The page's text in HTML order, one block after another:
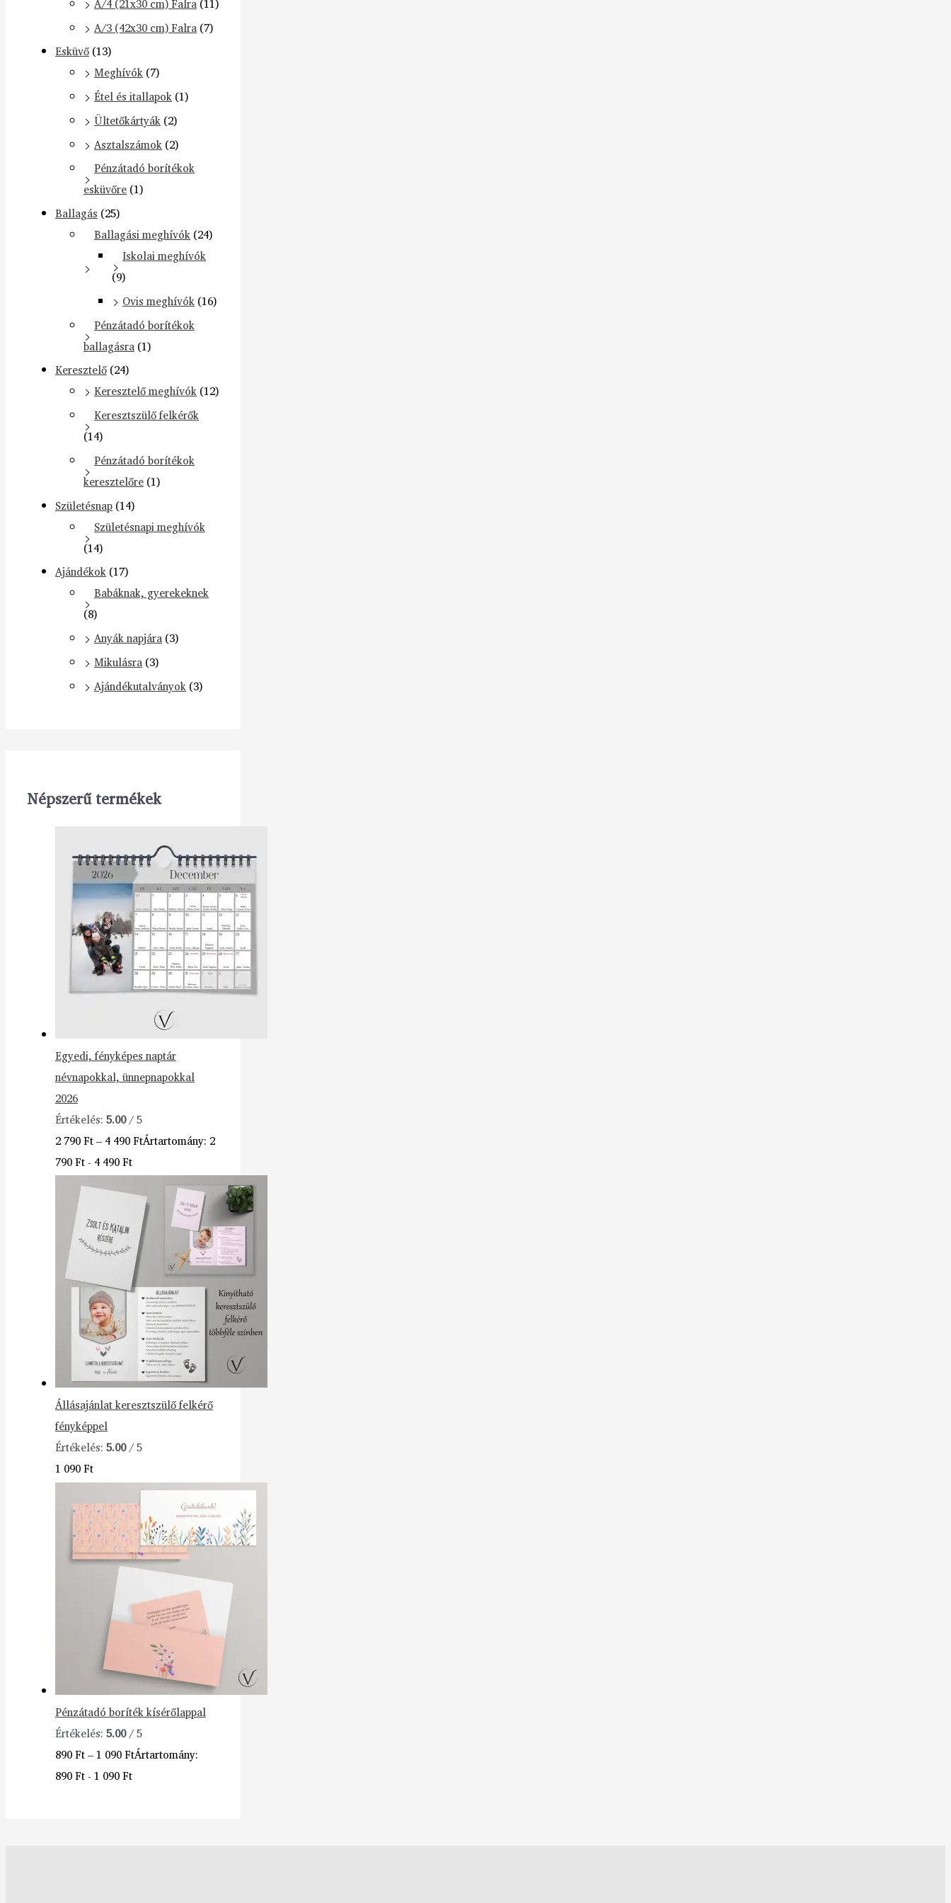
A/4 (21x30 cm) Falra (11)
A/3 (42x30 cm) Falra (7)
Esküvő (13)
Meghívók (7)
Étel és itallapok (1)
Ültetőkártyák (2)
Asztalszámok (2)
Pénzátadó borítékok
esküvőre (1)
Ballagás (25)
Ballagási meghívók (24)
Iskolai meghívók
(9)
Ovis meghívók (16)
Pénzátadó borítékok
ballagásra (1)
Keresztelő (24)
Keresztelő meghívók (12)
Keresztszülő felkérők
(14)
Pénzátadó borítékok
keresztelőre (1)
Születésnap (14)
Születésnapi meghívók
(14)
Ajándékok (17)
Babáknak, gyerekeknek
(8)
Anyák napjára (3)
Mikulásra (3)
Ajándékutalványok (3)
Népszerű termékek
Egyedi, fényképes naptár
névnapokkal, ünnepnapokkal
2026
Értékelés: 5.00/ 5
2 790Ft– 4 490FtÁrtartomány: 2
790 Ft - 4 490 Ft
Állásajánlat keresztszülő felkérő
fényképpel
Értékelés: 5.00/ 5
1 090Ft
Pénzátadó boríték kísérőlappal
Értékelés: 5.00/ 5
890Ft–1 090FtÁrtartomány:
890 Ft - 1 090 Ft